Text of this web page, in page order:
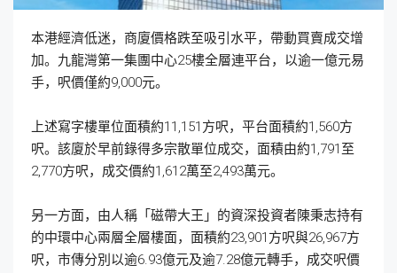
本港經濟低迷，商廈價格跌至吸引水平，帶動買賣成交增
加。九龍灣第一集團中心25樓全層連平台，以逾一億元易
手，呎價僅約9,000元。
上述寫字樓單位面積約11,151方呎，平台面積約1,560方
呎。該廈於早前錄得多宗散單位成交，面積由約1,791至
2,770方呎，成交價約1,612萬至2,493萬元。
另一方面，由人稱「磁帶大王」的資深投資者陳秉志持有
的中環中心兩層全層樓面，面積約23,901方呎與26,967方
呎，市傳分別以逾6.93億元及逾7.28億元轉手，成交呎價